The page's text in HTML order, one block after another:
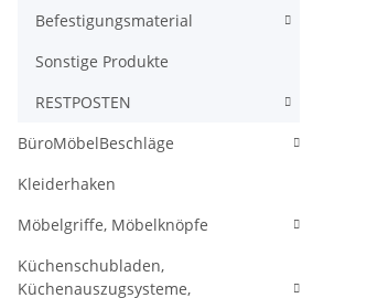
Befestigungsmaterial
Sonstige Produkte
RESTPOSTEN
BüroMöbelBeschläge
Kleiderhaken
Möbelgriffe, Möbelknöpfe
Küchenschubladen,
Küchenauszugsysteme,